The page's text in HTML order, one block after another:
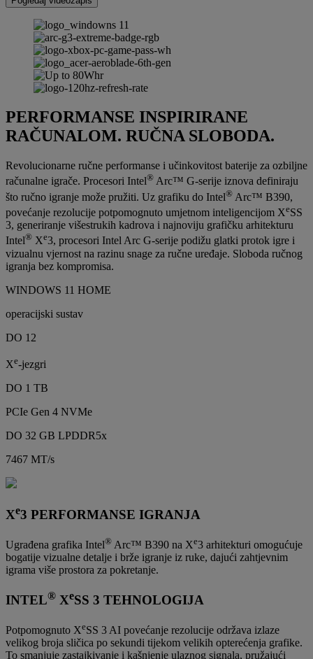
PERFORMANSE INSPIRIRANE
RAČUNALOM. RUČNA SLOBODA.
Revolucionarne ručne performanse i učinkovitost baterije za ozbiljne
računalne igrače. Procesori Intel® Arc™ G-serije iznova definiraju
što ručno igranje može pružiti. Uz grafiku do Intel® Arc™ B390,
povećanje rezolucije potpomognuto umjetnom inteligencijom XeSS
3, generiranje višestrukih kadrova i najnoviju grafičku arhitekturu
Intel® Xe3, procesori Intel Arc G-serije podižu glatki protok igre i
vizualnu vjernost na razinu snage za ručne uređaje. Sloboda ručnog
igranja bez kompromisa.
WINDOWS 11 HOME
operacijski sustav
DO 12
Xe-jezgri
DO 1 TB
PCIe Gen 4 NVMe
DO 32 GB LPDDR5x
7467 MT/s
Xe3 PERFORMANSE IGRANJA
Ugrađena grafika Intel® Arc™ B390 na Xe3 arhitekturi omogućuje
bogatije vizualne detalje i brže igranje iz ruke, dajući zahtjevnim
igrama više prostora za pokretanje.
INTEL® XeSS 3 TEHNOLOGIJA
Potpomognuto XeSS 3 AI povećanje rezolucije održava izlaze
velikog broja sličica po sekundi tijekom velikih opterećenja grafike.
To smanjuje zastajkivanje i kašnjenje ulaznog signala, pružajući